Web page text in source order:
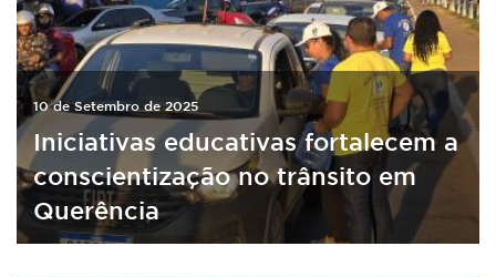
10 de Setembro de 2025
Iniciativas educativas fortalecem a
conscientização no trânsito em
Querência